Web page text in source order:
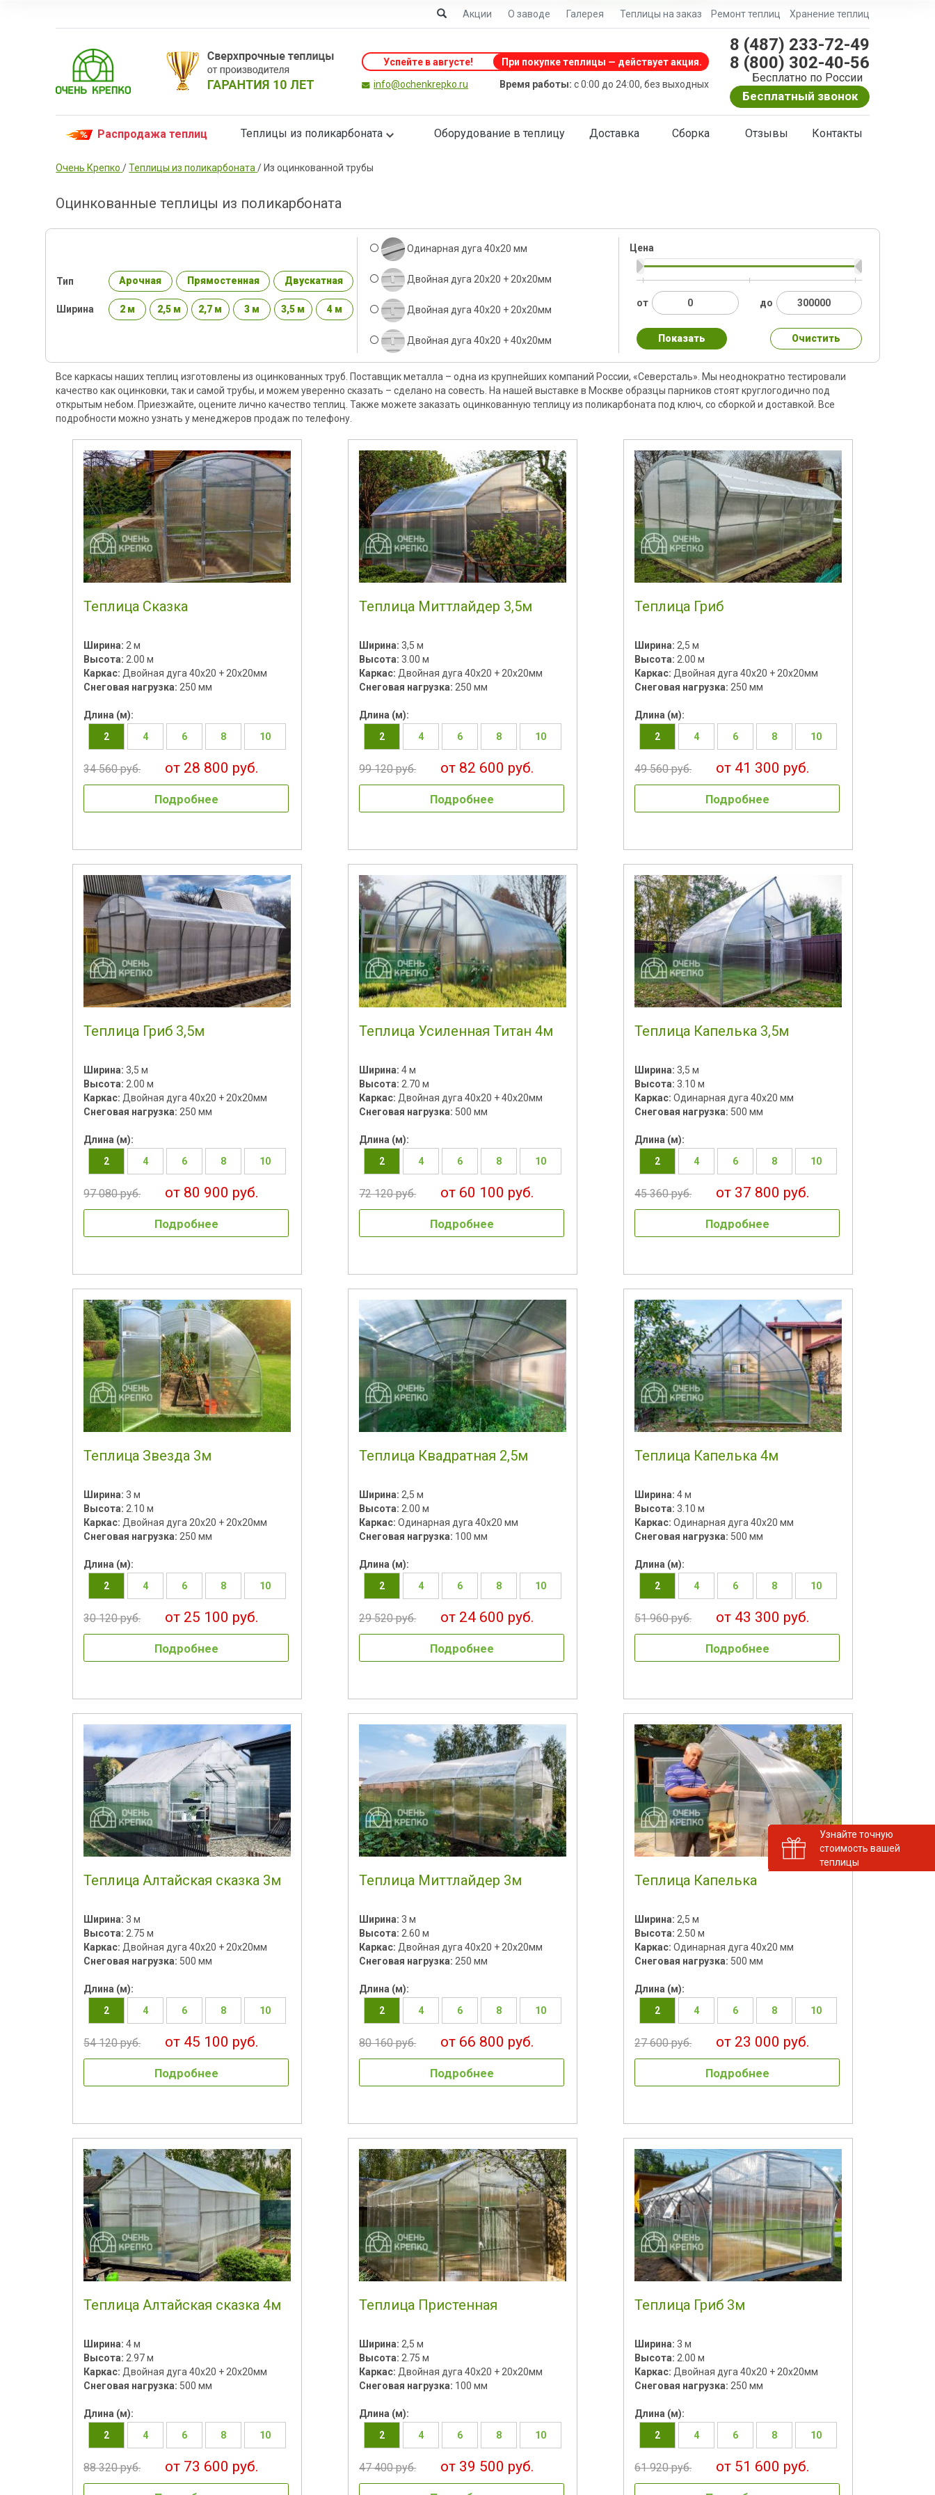
Акции О заводе Галерея Теплицы на заказ Ремонт теплиц Хранение теплиц
Успейте в августе! При покупке теплицы — действует акция.
info@ochenkrepko.ru Время работы: с 0:00 до 24:00, без выходных
8 (487) 233-72-49
8 (800) 302-40-56
Бесплатно по России
Бесплатный звонок
Распродажа теплиц Теплицы из поликарбоната Оборудование в теплицу Доставка Сборка Отзывы Контакты
Очень Крепко /Теплицы из поликарбоната /Из оцинкованной трубы
Оцинкованные теплицы из поликарбоната
Тип Арочная Прямостенная Двускатная
Ширина 2 м 2,5 м 2,7 м 3 м 3,5 м 4 м
Одинарная дуга 40х20 мм
Двойная дуга 20х20 + 20х20мм
Двойная дуга 40х20 + 20х20мм
Двойная дуга 40x20 + 40х20мм
Цена
от до
Показать Очистить
Все каркасы наших теплиц изготовлены из оцинкованных труб. Поставщик металла – одна из крупнейших компаний России, «Северсталь». Мы неоднократно тестировали
качество как оцинковки, так и самой трубы, и можем уверенно сказать – сделано на совесть. На нашей выставке в Москве образцы парников стоят круглогодично под
открытым небом. Приезжайте, оцените лично качество теплиц. Также можете заказать оцинкованную теплицу из поликарбоната под ключ, со сборкой и доставкой. Все
подробности можно узнать у менеджеров продаж по телефону.
Теплица Сказка
Ширина:2 м
Высота:2.00 м
Каркас:Двойная дуга 40х20 + 20х20мм
Снеговая нагрузка:250 мм
Длина (м):
2
4 6 8 10
34 560 руб. от 28 800 руб.
Подробнее
Теплица Миттлайдер 3,5м
Ширина:3,5 м
Высота:3.00 м
Каркас:Двойная дуга 40х20 + 20х20мм
Снеговая нагрузка:250 мм
Длина (м):
2
4 6 8 10
99 120 руб. от 82 600 руб.
Подробнее
Теплица Гриб
Ширина:2,5 м
Высота:2.00 м
Каркас:Двойная дуга 40х20 + 20х20мм
Снеговая нагрузка:250 мм
Длина (м):
2
4 6 8 10
49 560 руб. от 41 300 руб.
Подробнее
Теплица Гриб 3,5м
Ширина:3,5 м
Высота:2.00 м
Каркас:Двойная дуга 40х20 + 20х20мм
Снеговая нагрузка:250 мм
Длина (м):
2
4 6 8 10
97 080 руб. от 80 900 руб.
Подробнее
Теплица Усиленная Титан 4м
Ширина:4 м
Высота:2.70 м
Каркас:Двойная дуга 40x20 + 40х20мм
Снеговая нагрузка: 500 мм
Длина (м):
2
4 6 8 10
72 120 руб. от 60 100 руб.
Подробнее
Теплица Капелька 3,5м
Ширина:3,5 м
Высота:3.10 м
Каркас:Одинарная дуга 40х20 мм
Снеговая нагрузка: 500 мм
Длина (м):
2
4 6 8 10
45 360 руб. от 37 800 руб.
Подробнее
Теплица Звезда 3м
Ширина:3 м
Высота:2.10 м
Каркас:Двойная дуга 20х20 + 20х20мм
Снеговая нагрузка:250 мм
Длина (м):
2
4 6 8 10
30 120 руб. от 25 100 руб.
Подробнее
Теплица Квадратная 2,5м
Ширина:2,5 м
Высота:2.00 м
Каркас:Одинарная дуга 40х20 мм
Снеговая нагрузка: 100 мм
Длина (м):
2
4 6 8 10
29 520 руб. от 24 600 руб.
Подробнее
Теплица Капелька 4м
Ширина:4 м
Высота:3.10 м
Каркас:Одинарная дуга 40х20 мм
Снеговая нагрузка: 500 мм
Длина (м):
2
4 6 8 10
51 960 руб. от 43 300 руб.
Подробнее
Теплица Алтайская сказка 3м
Ширина:3 м
Высота:2.75 м
Каркас:Двойная дуга 40х20 + 20х20мм
Снеговая нагрузка: 500 мм
Длина (м):
2
4 6 8 10
54 120 руб. от 45 100 руб.
Подробнее
Теплица Миттлайдер 3м
Ширина:3 м
Высота:2.60 м
Каркас:Двойная дуга 40х20 + 20х20мм
Снеговая нагрузка:250 мм
Длина (м):
2
4 6 8 10
80 160 руб. от 66 800 руб.
Подробнее
Теплица Капелька
Ширина:2,5 м
Высота:2.50 м
Каркас:Одинарная дуга 40х20 мм
Снеговая нагрузка: 500 мм
Длина (м):
2
4 6 8 10
27 600 руб. от 23 000 руб.
Подробнее
Теплица Алтайская сказка 4м
Ширина:4 м
Высота:2.97 м
Каркас:Двойная дуга 40х20 + 20х20мм
Снеговая нагрузка: 500 мм
Длина (м):
2
4 6 8 10
88 320 руб. от 73 600 руб.
Теплица Пристенная
Ширина:2,5 м
Высота:2.75 м
Каркас:Двойная дуга 40х20 + 20х20мм
Снеговая нагрузка: 100 мм
Длина (м):
2
4 6 8 10
47 400 руб. от 39 500 руб.
Теплица Гриб 3м
Ширина:3 м
Высота:2.00 м
Каркас:Двойная дуга 40х20 + 20х20мм
Снеговая нагрузка:250 мм
Длина (м):
2
4 6 8 10
61 920 руб. от 51 600 руб.
Узнайте точную
стоимость вашей
теплицы